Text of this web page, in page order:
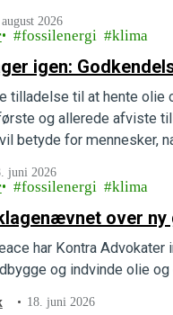
2026
fossilenergi klima
igen:
tilladelse til at hente
og allerede afviste
betyde for mennesker,
juni 2026
fossilenergi klima
over
har Kontra
og indvinde olie
18. juni 2026